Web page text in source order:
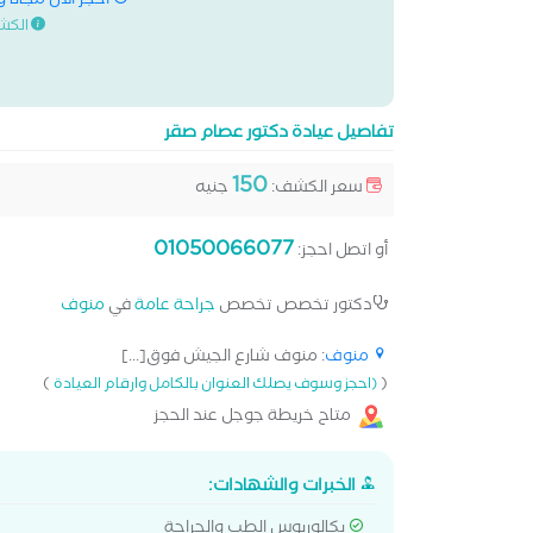
تفاصيل عيادة دكتور عصام صقر
سعر الكشف:150جنيه
أو اتصل احجز:01050066077
دكتور تخصص تخصص جراحة عامةفي منوف
منوف: منوف شارع الجيش فوق[...]
((احجز وسوف يصلك العنوان بالكامل وارقام العيادة)
متاح خريطة جوجل عند الحجز
الخبرات والشهادات: